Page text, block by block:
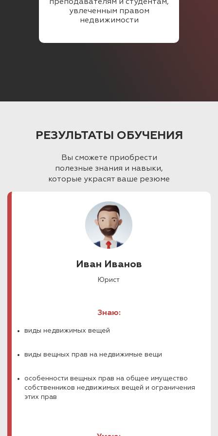
преподавателям и студентам,
увлеченным правом
недвижимости
РЕЗУЛЬТАТЫ ОБУЧЕНИЯ
Вы сможете приобрести
полезные знания и навыки,
которые украсят ваше резюме
Иван Иванов
Юрист
Знаю:
виды недвижимых вещей
виды вещных прав на недвижимые вещи
особенности вещных прав на общее имущество
собственников недвижимых вещей и ограничения
этих прав